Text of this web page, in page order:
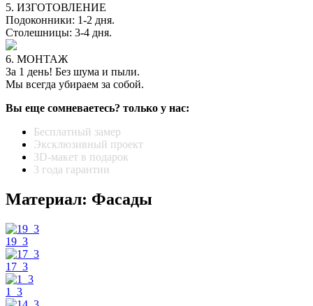
5. ИЗГОТОВЛЕНИЕ
Подоконники: 1-2 дня.
Столешницы: 3-4 дня.
6. МОНТАЖ
За 1 день! Без шума и пыли.
Мы всегда убираем за собой.
Вы еще сомневаетесь? только у нас:
Бесплатный замер
Эксклюзивный проект
3D-макет в подарок
3 года гарантии
Материал: Фасады
19_3
17_3
1_3